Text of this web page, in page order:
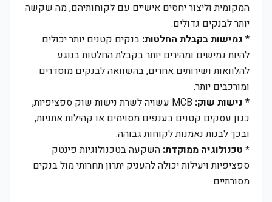
המקומית וליצור יחסים אישיים עם לקוחותיהם, מה שקשה
יותר לבנקים גדולים.
* גמישות בקבלת החלטות: בנקים קטנים יותר יכולים
להיות גמישים ומהירים יותר בקבלת החלטות בנוגע
להלוואות ושירותים אחרים, בהשוואה לבנקים מוסדרים
ומורכבים יותר.
* נישות שוק:
MCB עשויה לשרת נישות שוק ספציפיות,
כגון עסקים קטנים בענפים מסוימים או קהילות אתניות,
ובכך לבנות נאמנות לקוחות גבוהה.
* טכנולוגיה ממוקדת: השקעה בטכנולוגיות פינטק
ספציפיות ויעילות יכולה להעניק יתרון תחרותי מול בנקים
מסורתיים.